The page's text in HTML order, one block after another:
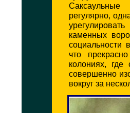
регулярно,
каменных
социальности
что
колониях,
совершенно
вокруг за